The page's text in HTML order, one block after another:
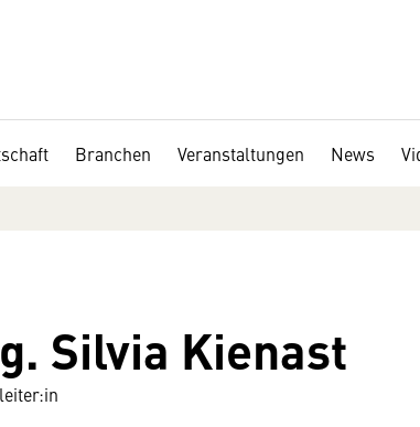
Branchen Veranstaltungen News
Silvia Kienast